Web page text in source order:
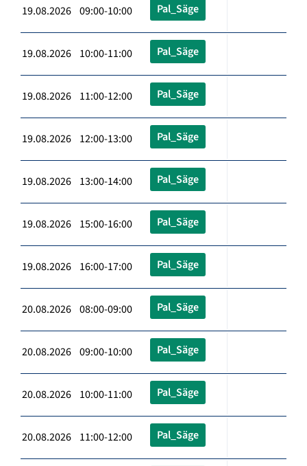
19.08.2026 09:00-10:00 Pal_Säge
19.08.2026 10:00-11:00 Pal_Säge
19.08.2026 11:00-12:00 Pal_Säge
19.08.2026 12:00-13:00 Pal_Säge
19.08.2026 13:00-14:00 Pal_Säge
19.08.2026 15:00-16:00 Pal_Säge
19.08.2026 16:00-17:00 Pal_Säge
20.08.2026 08:00-09:00 Pal_Säge
20.08.2026 09:00-10:00 Pal_Säge
20.08.2026 10:00-11:00 Pal_Säge
20.08.2026 11:00-12:00 Pal_Säge